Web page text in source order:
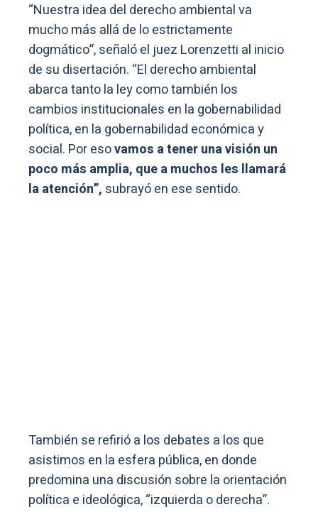
“Nuestra idea del derecho ambiental va
mucho más allá de lo estrictamente
dogmático”, señaló el juez Lorenzetti al inicio
de su disertación. “El derecho ambiental
abarca tanto la ley como también los
cambios institucionales en la gobernabilidad
política, en la gobernabilidad económica y
social. Por esovamos a tener una visión un
poco más amplia, que a muchos les llamará
la atención”, subrayó en ese sentido.
También se refirió a los debates a los que
asistimos en la esfera pública, en donde
predomina una discusión sobre la orientación
política e ideológica, “izquierda o derecha”.